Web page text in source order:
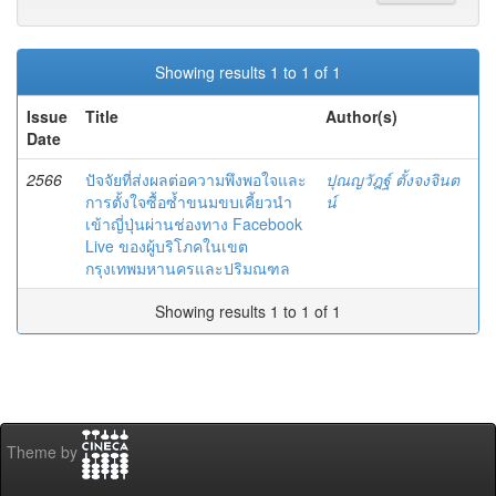
Showing results 1 to 1 of 1
Issue
Date
Title Author(s)
2566
ปัจจัยที่ส่งผลต่อความพึงพอใจและ
การตั้งใจซื้อซํ้าขนมขบเคี้ยวนำ
เข้าญี่ปุ่นผ่านช่องทาง Facebook
Live ของผู้บริโภคในเขต
กรุงเทพมหานครและปริมณฑล
ปุณญวัฎฐ์ ตั้งจงจินต
น์
Showing results 1 to 1 of 1
Theme by